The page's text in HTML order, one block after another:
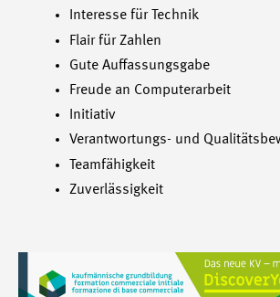
Interesse für Technik
Flair für Zahlen
Gute Auffassungsgabe
Freude an Computerarbeit
Initiativ
Verantwortungs- und
Teamfähigkeit
Zuverlässigkeit